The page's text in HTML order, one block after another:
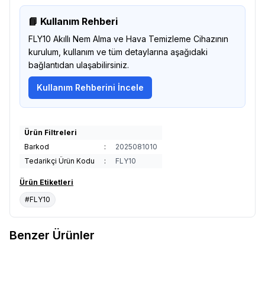
📘 Kullanım Rehberi
FLY10 Akıllı Nem Alma ve Hava Temizleme Cihazının
kurulum, kullanım ve tüm detaylarına aşağıdaki
bağlantıdan ulaşabilirsiniz.
Kullanım Rehberini İncele
Ürün Filtreleri
Barkod
:
2025081010
Tedarikçi Ürün Kodu
: FLY10
Ürün Etiketleri
#FLY10
Benzer Ürünler